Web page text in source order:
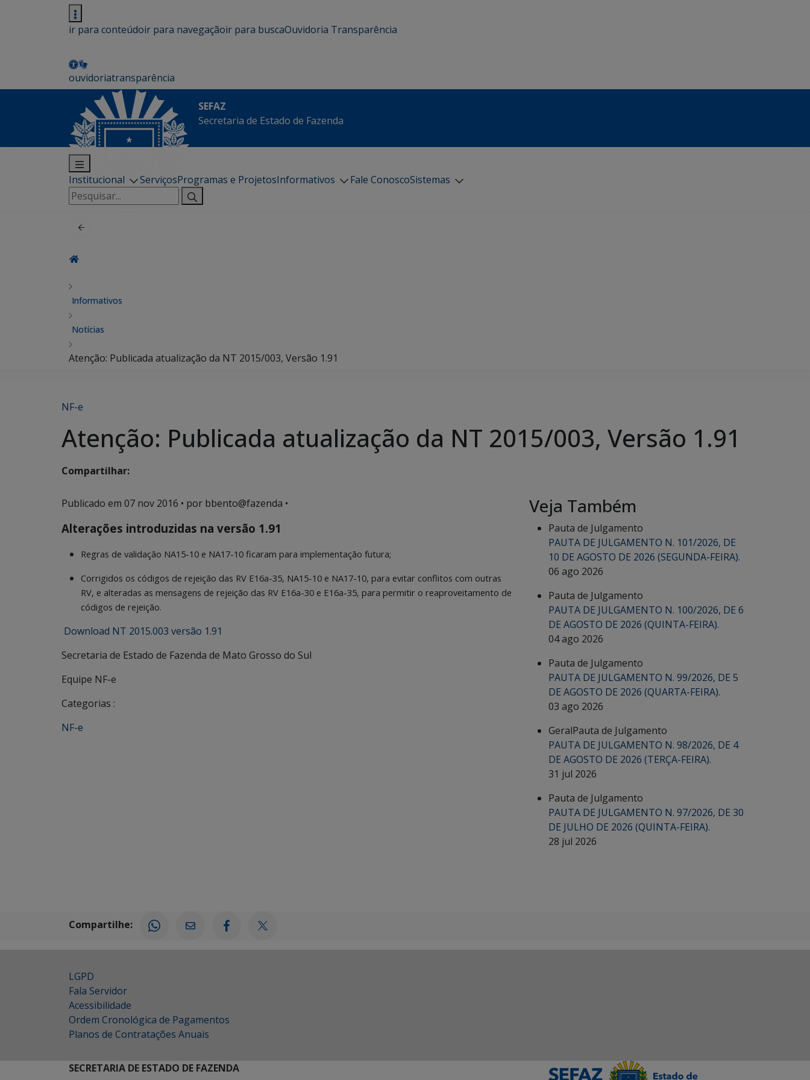
ir para conteúdoir para navegaçãoir para buscaOuvidoria Transparência
ouvidoriatransparência
SEFAZ
Secretaria de Estado de Fazenda
Institucional ServiçosProgramas e ProjetosInformativos Fale ConoscoSistemas
Pesquisar
por:
Informativos
Notícias
Atenção: Publicada atualização da NT 2015/003, Versão 1.91
NF-e
Atenção: Publicada atualização da NT 2015/003, Versão 1.91
Compartilhar:
Publicado em 07 nov 2016 • por bbento@fazenda •
Alterações introduzidas na versão 1.91
Regras de validação NA15-10 e NA17-10 ficaram para implementação futura;
Corrigidos os códigos de rejeição das RV E16a-35, NA15-10 e NA17-10, para evitar conflitos com outras
RV, e alteradas as mensagens de rejeição das RV E16a-30 e E16a-35, para permitir o reaproveitamento de
códigos de rejeição.
Download NT 2015.003 versão 1.91
Secretaria de Estado de Fazenda de Mato Grosso do Sul
Equipe NF-e
Categorias :
NF-e
Veja Também
Pauta de Julgamento
PAUTA DE JULGAMENTO N. 101/2026, DE
10 DE AGOSTO DE 2026 (SEGUNDA-FEIRA).
06 ago 2026
Pauta de Julgamento
PAUTA DE JULGAMENTO N. 100/2026, DE 6
DE AGOSTO DE 2026 (QUINTA-FEIRA).
04 ago 2026
Pauta de Julgamento
PAUTA DE JULGAMENTO N. 99/2026, DE 5
DE AGOSTO DE 2026 (QUARTA-FEIRA).
03 ago 2026
GeralPauta de Julgamento
PAUTA DE JULGAMENTO N. 98/2026, DE 4
DE AGOSTO DE 2026 (TERÇA-FEIRA).
31 jul 2026
Pauta de Julgamento
PAUTA DE JULGAMENTO N. 97/2026, DE 30
DE JULHO DE 2026 (QUINTA-FEIRA).
28 jul 2026
Compartilhe:
LGPD
Fala Servidor
Acessibilidade
Ordem Cronológica de Pagamentos
Planos de Contratações Anuais
SECRETARIA DE ESTADO DE FAZENDA